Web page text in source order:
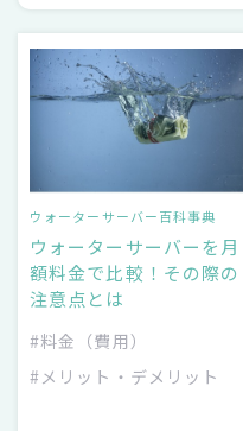
ウォーターサーバー百科事典
ウォーターサーバーを月
額料金で比較！その際の
注意点とは
#料金（費用）
#メリット・デメリット